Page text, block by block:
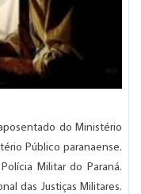
do Ministério
Público paranaense.
Militar do Paraná.
das Justiças Militares.